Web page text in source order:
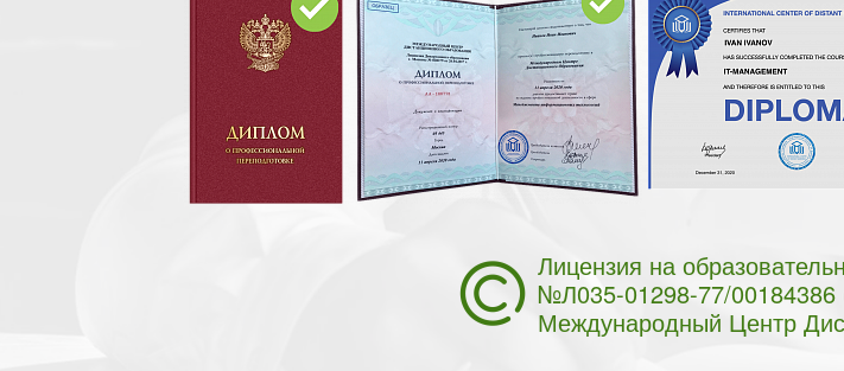
Лицензия на
№Л035-01298-77/00184386
Международный Центр